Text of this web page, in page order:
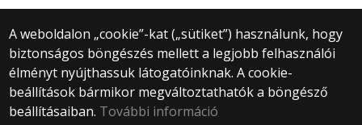
A weboldalon „cookie”-kat („sütiket”) használunk, hogy
biztonságos böngészés mellett a legjobb felhasználói
élményt nyújthassuk látogatóinknak. A cookie-
beállítások bármikor megváltoztathatók a böngésző
beállításaiban. További információ
© 2025 Eötvös Loránd Tudományegyetem
Minden jog fenntartva.
1053 Budapest, Egyetem tér 1–3.
Központi telefonszám: +36 1 411 6500